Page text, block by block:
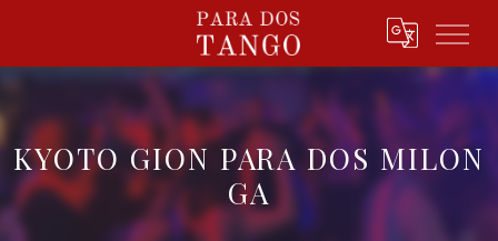
KYOTO GION PARA DOS MILON
GA